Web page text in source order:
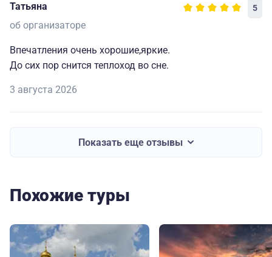
Татьяна 5
об организаторе
Впечатления очень хорошие,яркие.
До сих пор снится теплоход во сне.
3 августа 2026
Показать еще отзывы
Похожие туры